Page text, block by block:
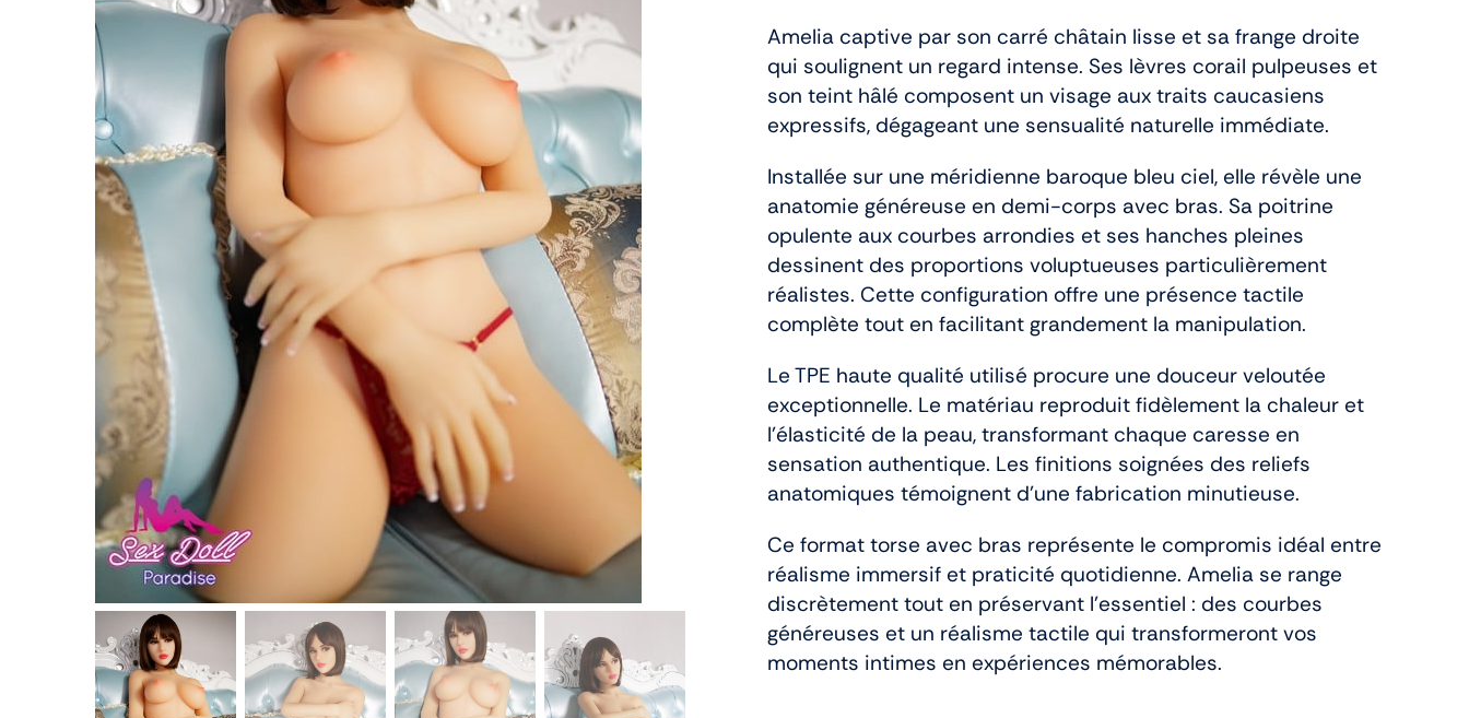
Amelia captive par son carré châtain lisse et sa frange droite
qui soulignent un regard intense. Ses lèvres corail pulpeuses et
son teint hâlé composent un visage aux traits caucasiens
expressifs, dégageant une sensualité naturelle immédiate.
Installée sur une méridienne baroque bleu ciel, elle révèle une
anatomie généreuse en demi-corps avec bras. Sa poitrine
opulente aux courbes arrondies et ses hanches pleines
dessinent des proportions voluptueuses particulièrement
réalistes. Cette configuration offre une présence tactile
complète tout en facilitant grandement la manipulation.
Le TPE haute qualité utilisé procure une douceur veloutée
exceptionnelle. Le matériau reproduit fidèlement la chaleur et
l’élasticité de la peau, transformant chaque caresse en
sensation authentique. Les finitions soignées des reliefs
anatomiques témoignent d’une fabrication minutieuse.
Ce format torse avec bras représente le compromis idéal entre
réalisme immersif et praticité quotidienne. Amelia se range
discrètement tout en préservant l’essentiel : des courbes
généreuses et un réalisme tactile qui transformeront vos
moments intimes en expériences mémorables.